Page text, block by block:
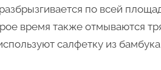
по всей
время также отмываются
салфетку из